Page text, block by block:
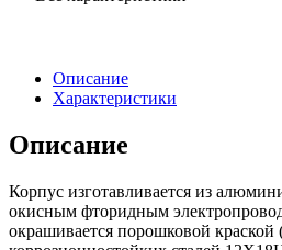
Описание
Характеристики
Описание
Корпус изготавливается из
окисным фторидным
окрашивается порошковой краской